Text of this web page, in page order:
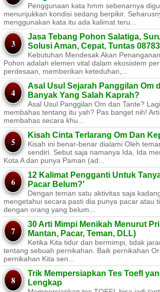
Penggunaan kata hmm sebenarnya
menunjukkan kondisi sedang berpikir.
menggunakan kata itu ada kalimat teru...
Jasa Tebang Pohon Salatiga,
Solusi Aman, Cepat, Tuntas
Kebutuhan Mendesak Akan
Pohon adalah elemen vital dalam ekosistem
perdesaan, memberikan keteduhan,...
Asal Usul Sejarah Panggilan Om
Banyak Yang Salah Kaprah?
Asal Usul Panggilan Om dan Tante?
membahas tentang itu yah? Pas banget nih!
membahas secara khu...
Kisah Cinta Terlarang Om Dan
Kisah ini benar-benar dialami Oleh
sendiri. Sebut saja namanya Ida, Ida
Kota A dan punya Paman (ad...
12 Kalimat Pengganti Untuk
Pacar Belum?'
Dengan teman satu aktivitas saja
mengetahui secara pasti dia punya pacar atau
dengan orang yang belum...
30 Arti Mimpi Menikah Menurut
Mantan, Pacar, Teman, DLL)
Ketika Kita tidur dan bermimpi, tidak
tentang sebuah pernikahan. Baik pernikahan
pernikahan Kita sen...
Trik Mempersiapkan Tes Toefl
Lengkap